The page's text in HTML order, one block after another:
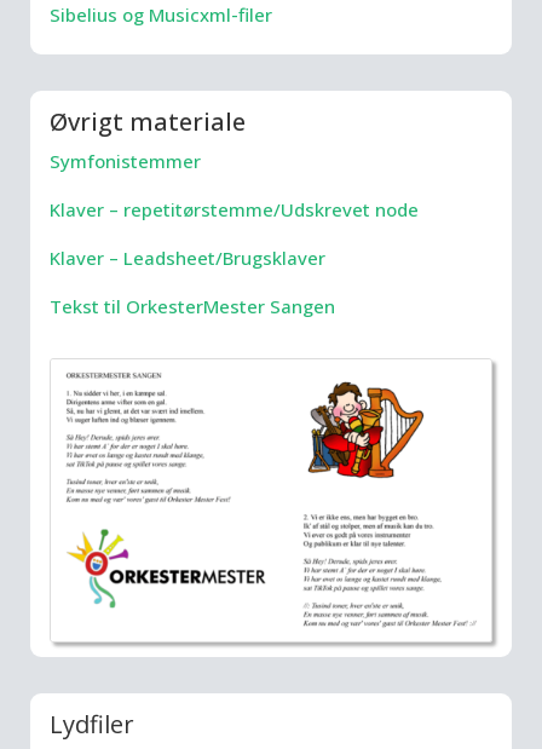
Sibelius og Musicxml-filer
Øvrigt materiale
Symfonistemmer
Klaver – repetitørstemme/Udskrevet node
Klaver – Leadsheet/Brugsklaver
Tekst til OrkesterMester Sangen
Lydfiler